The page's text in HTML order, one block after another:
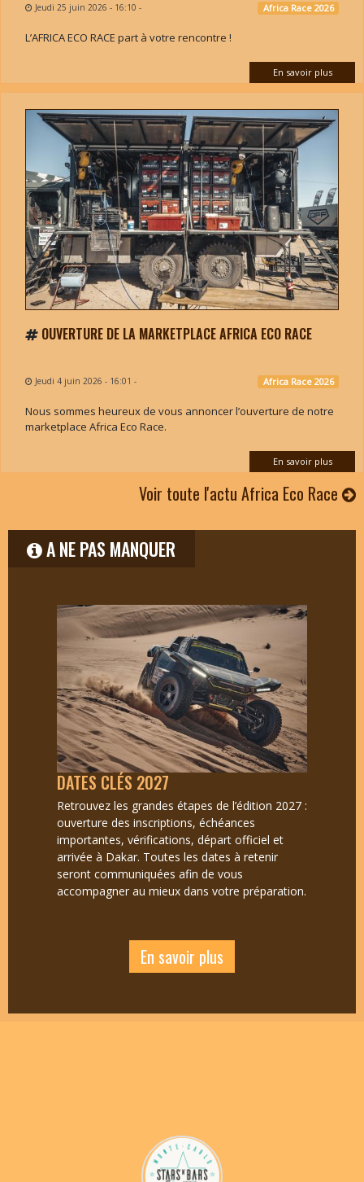
Jeudi 25 juin 2026 - 16:10 - Africa Race 2026
L’AFRICA ECO RACE part à votre rencontre !
En savoir plus
OUVERTURE DE LA MARKETPLACE AFRICA ECO RACE
Jeudi 4 juin 2026 - 16:01 - Africa Race 2026
Nous sommes heureux de vous annoncer l’ouverture de notre
marketplace Africa Eco Race.
En savoir plus
Voir toute l'actu Africa Eco Race
A NE PAS MANQUER
DATES CLÉS 2027
Retrouvez les grandes étapes de l’édition 2027 :
ouverture des inscriptions, échéances
importantes, vérifications, départ officiel et
arrivée à Dakar. Toutes les dates à retenir
seront communiquées afin de vous
accompagner au mieux dans votre préparation.
En savoir plus